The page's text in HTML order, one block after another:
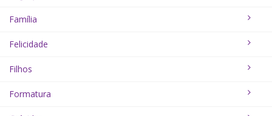
Família
Felicidade
Filhos
Formatura